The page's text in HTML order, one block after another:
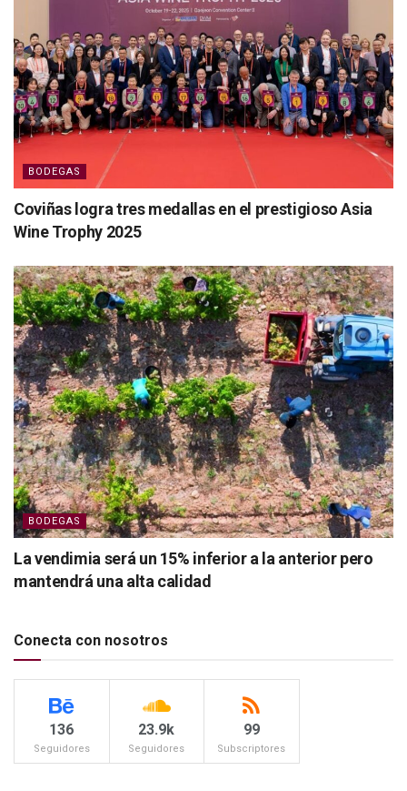
BODEGAS
Coviñas logra tres medallas en el prestigioso Asia
Wine Trophy 2025
BODEGAS
La vendimia será un 15% inferior a la anterior pero
mantendrá una alta calidad
Conecta con nosotros
136
Seguidores
23.9k
Seguidores
99
Subscriptores